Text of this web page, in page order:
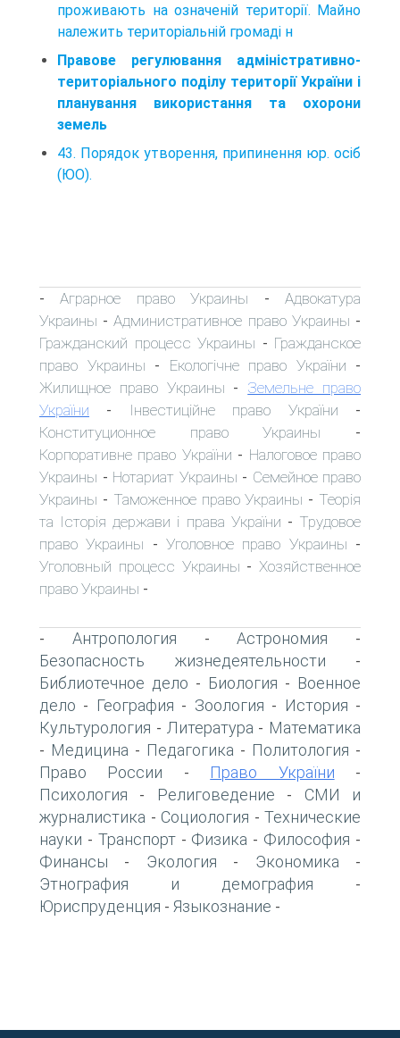
проживають на означеній території. Майно
належить територіальній громаді н
Правове регулювання адміністративно-
територіального поділу території України і
планування використання та охорони
земель
43. Порядок утворення, припинення юр. осіб
(ЮО).
-Аграрное право Украины -Адвокатура
Украины -Административное право Украины -
Гражданский процесс Украины - Гражданское
право Украины - Екологічне право України -
Жилищное право Украины - Земельне право
України - Інвестиційне право України -
Конституционное право Украины -
Корпоративне право України - Налоговое право
Украины - Нотариат Украины - Семейное право
Украины - Таможенное право Украины - Теорія
та Історія держави і права України - Трудовое
право Украины -Уголовное право Украины -
Уголовный процесс Украины - Хозяйственное
право Украины -
- Антропология -Астрономия -
Безопасность жизнедеятельности -
Библиотечное дело - Биология - Военное
дело - География - Зоология - История -
Культурология - Литература - Математика
- Медицина - Педагогика - Политология -
Право России - Право України -
Психология - Религоведение - СМИ и
журналистика - Социология - Технические
науки - Транспорт- Физика - Философия -
Финансы - Экология - Экономика -
Этнография и демография -
Юриспруденция - Языкознание -